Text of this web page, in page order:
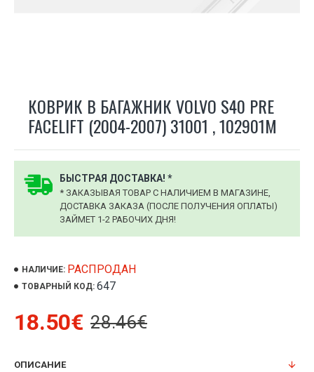
КОВРИК В БАГАЖНИК VOLVO S40 PRE
FACELIFT (2004-2007) 31001 , 102901M
БЫСТРАЯ ДОСТАВКА! *
* ЗАКАЗЫВАЯ ТОВАР С НАЛИЧИЕМ В МАГАЗИНЕ,
ДОСТАВКА ЗАКАЗА (ПОСЛЕ ПОЛУЧЕНИЯ ОПЛАТЫ)
ЗАЙМЕТ 1-2 РАБОЧИХ ДНЯ!
НАЛИЧИЕ: РАСПРОДАН
ТОВАРНЫЙ КОД: 647
18.50€ 28.46€
ОПИСАНИЕ